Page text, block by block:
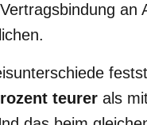
an
teurer als